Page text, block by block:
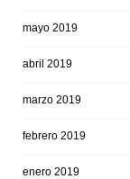
mayo 2019
abril 2019
marzo 2019
febrero 2019
enero 2019